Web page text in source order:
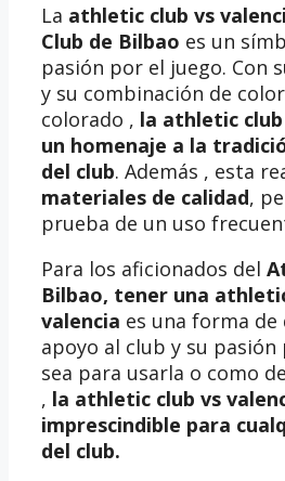
La athletic club vs
Club de Bilbao es un
pasión por el juego. Con
y su combinación de
colorado , la athletic
un homenaje a la
del club. Además , esta
materiales de calidad,
prueba de un uso
Para los aficionados del
Bilbao, tener una
valencia es una forma
apoyo al club y su pasión
sea para usarla o como
, la athletic club vs
imprescindible para
del club.